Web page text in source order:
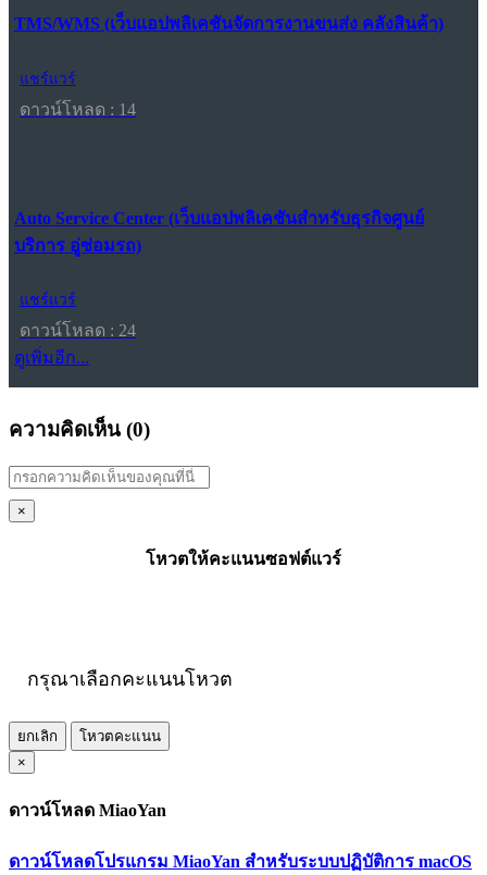
TMS/WMS (เว็บแอปพลิเคชันจัดการงานขนส่ง คลังสินค้า)
แชร์แวร์
ดาวน์โหลด : 14
Auto Service Center (เว็บแอปพลิเคชันสำหรับธุรกิจศูนย์
บริการ อู่ซ่อมรถ)
แชร์แวร์
ดาวน์โหลด : 24
ดูเพิ่มอีก...
ความคิดเห็น (0)
×
โหวตให้คะแนนซอฟต์แวร์
กรุณาเลือกคะแนนโหวต
ยกเลิก
โหวตคะแนน
×
ดาวน์โหลด MiaoYan
ดาวน์โหลดโปรแกรม MiaoYan สำหรับระบบปฏิบัติการ macOS